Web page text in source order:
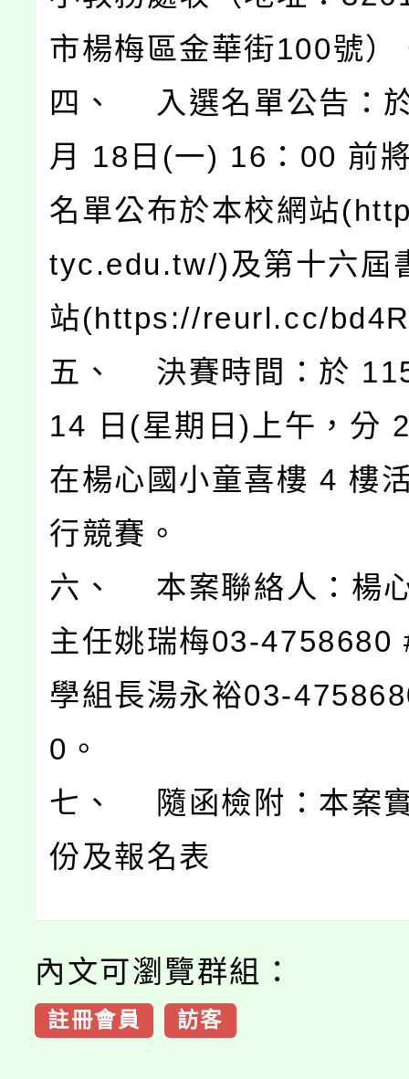
市楊梅區金華街100號）
四、 入選名單公告：
月 18日(一) 16：00 前
名單公布於本校網站
tyc.edu.tw/)及第十六屆
站(https://reurl.cc/
五、 決賽時間：於
14 日(星期日)上午，分
在楊心國小童喜樓 4 樓
行競賽。
六、 本案聯絡人：楊
主任姚瑞梅03-4758680
學組長湯永裕03-
0。
七、 隨函檢附：本案
份及報名表
內文可瀏覽群組：
註冊會員 訪客